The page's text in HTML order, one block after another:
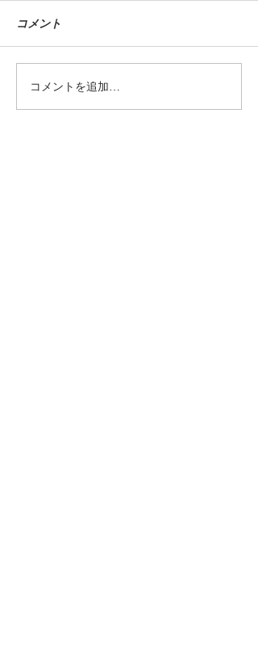
グラストラッカービッグ
ボーイ中古車入荷しまし
コメント
コメントを追加…